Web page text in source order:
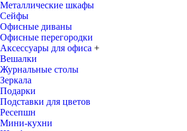
Металлические шкафы
Сейфы
Офисные диваны
Офисные перегородки
Аксессуары для офиса +
Вешалки
Журнальные столы
Зеркала
Подарки
Подставки для цветов
Ресепшн
Мини-кухни